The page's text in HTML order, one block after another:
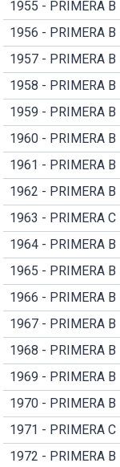
1955 - PRIMERA B
1956 - PRIMERA B
1957 - PRIMERA B
1958 - PRIMERA B
1959 - PRIMERA B
1960 - PRIMERA B
1961 - PRIMERA B
1962 - PRIMERA B
1963 - PRIMERA C
1964 - PRIMERA B
1965 - PRIMERA B
1966 - PRIMERA B
1967 - PRIMERA B
1968 - PRIMERA B
1969 - PRIMERA B
1970 - PRIMERA B
1971 - PRIMERA C
1972 - PRIMERA B